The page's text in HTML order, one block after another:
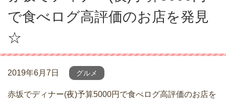
で食べログ高評価のお店を発見
☆
2019年6月7日 グルメ
赤坂でディナー(夜)予算5000円で食べログ高評価のお店を